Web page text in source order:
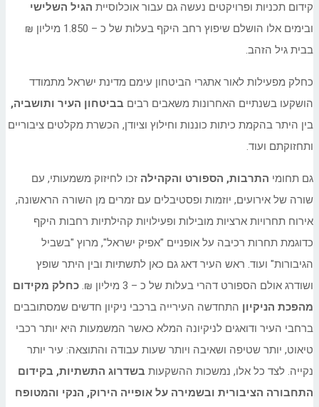
קידום תכניות ופרויקטים נעשה גם עבור אוכלוסיית הגיל השלישי
ובימים אלו הושלם שיפוץ רחב היקף בעלות של כ – 1.850 מיליון ₪
בבית גיל הזהב.
כחלק מפעילות לאור אתגרי הביטחון עימם מדינת ישראל מתמודד
הושקעו בשנתיים האחרונות משאבים רבים בביטחון העיר ותושביה,
בין היתר בהקמת כיתות כוננות וחילוץ וציודן, הכשרת מקלטים ציבוריים
ותחזוקתם ועוד.
גם תחומי התרבות, הספורט והקהילה זכו לחיזוק משמעותי, עם
שורה של אירועים, יוזמות ופסטיבלים עם זמרים מן השורה הראשונה,
אירוח תחרויות ארציות מובילות ופעילויות קהילתיות רחבות היקף
כדוגמת תחרות רכיבה על אופניים "אפיק ישראל", מרוץ "בשביל
הגיבורות" ועוד. ראש העיר דאג גם כאן לתשתיות ובין היתר שופץ
ושודרג אולם הספורט דהרי בעלות של כ – 3 מיליון ₪.
כחלק מקידום
מהפכת הניקיון התחדשה העירייה ברכבי ניקיון חדשים שמסתובבים
ברחבי העיר ודואגים לניקיונה המלא כאשר המשמעות היא יותר רכבי
טיאוט, יותר שטיפה ושאיבה ויותר שעות עבודה והתוצאה: עיר יותר
נקייה. לצד כל אלו, נמשכות ההשקעות בשדרוג התשתיות, בקידום
התחבורה הציבורית ובשמירה על אופייה הירוק, הנקי והמטופח